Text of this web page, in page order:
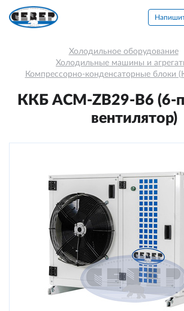
Холодильное оборудование
Холодильные машины и
Компрессорно-конденсаторные
ККБ ACM-ZB29-В6 (6-
вентилятор)